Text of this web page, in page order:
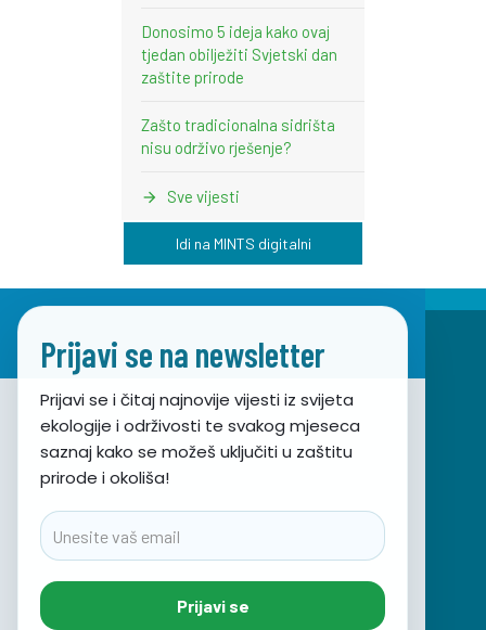
Donosimo 5 ideja kako ovaj
tjedan obilježiti Svjetski dan
zaštite prirode
Zašto tradicionalna sidrišta
nisu održivo rješenje?
Sve vijesti
Idi na MINTS digitalni
Prijavi se na newsletter
Prijavi se i čitaj najnovije vijesti iz svijeta
ekologije i održivosti te svakog mjeseca
saznaj kako se možeš uključiti u zaštitu
prirode i okoliša!
Email
Prijavi se
Udruga za prirodu, okoliš i održivi razvoj Sunce
Obala hrvatskog narodnog preporoda 7
21000 Split, Hrvatska
email:info@sunce-st.org
Tel: +385.21.360779
Fax: +385.21.317254